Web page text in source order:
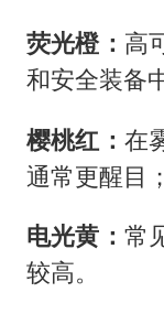
荧光橙： 高
和安全装备
樱桃红： 在
通常更醒目；
电光黄： 常
较高。